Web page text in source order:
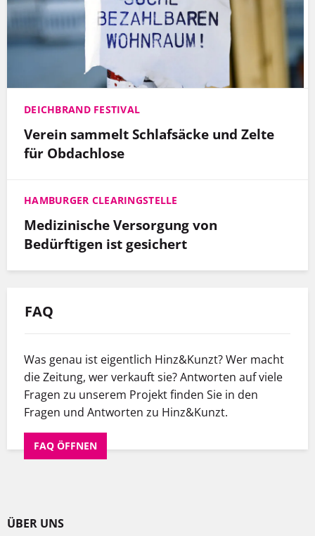
DEICHBRAND FESTIVAL
Verein sammelt Schlafsäcke und Zelte
für Obdachlose
HAMBURGER CLEARINGSTELLE
Medizinische Versorgung von
Bedürftigen ist gesichert
FAQ
Was genau ist eigentlich Hinz&Kunzt? Wer macht
die Zeitung, wer verkauft sie? Antworten auf viele
Fragen zu unserem Projekt finden Sie in den
Fragen und Antworten zu Hinz&Kunzt.
FAQ ÖFFNEN
ÜBER UNS